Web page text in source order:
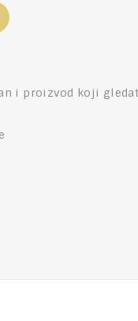
i proizvod koji